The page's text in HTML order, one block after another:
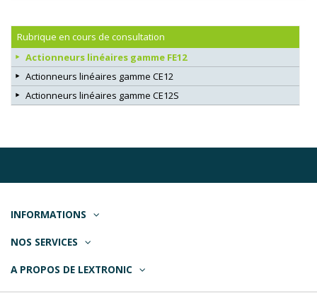
Rubrique en cours de consultation
Actionneurs linéaires gamme FE12
Actionneurs linéaires gamme CE12
Actionneurs linéaires gamme CE12S
INFORMATIONS
NOS SERVICES
A PROPOS DE LEXTRONIC